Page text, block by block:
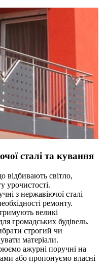
сталі та кування
відбивають світло,
урочистості.
з нержавіючої сталі
ремонту.
великі
громадських будівель.
строгий чи
матеріали.
ажурні поручні на
або пропонуємо власні